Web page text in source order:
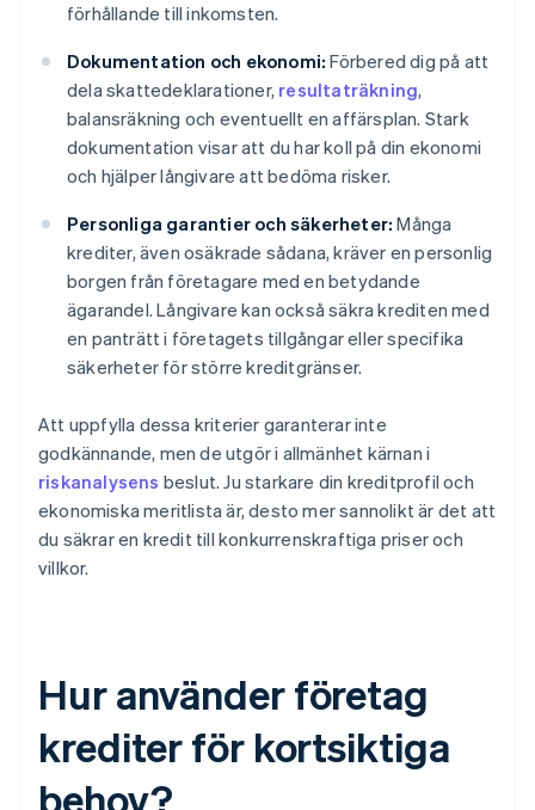
förhållande till inkomsten.
Dokumentation och ekonomi: Förbered dig på att
dela skattedeklarationer, resultaträkning,
balansräkning och eventuellt en affärsplan. Stark
dokumentation visar att du har koll på din ekonomi
och hjälper långivare att bedöma risker.
Personliga garantier och säkerheter: Många
krediter, även osäkrade sådana, kräver en personlig
borgen från företagare med en betydande
ägarandel. Långivare kan också säkra krediten med
en panträtt i företagets tillgångar eller specifika
säkerheter för större kreditgränser.
Att uppfylla dessa kriterier garanterar inte
godkännande, men de utgör i allmänhet kärnan i
riskanalysens beslut. Ju starkare din kreditprofil och
ekonomiska meritlista är, desto mer sannolikt är det att
du säkrar en kredit till konkurrenskraftiga priser och
villkor.
Hur använder företag
krediter för kortsiktiga
behov?